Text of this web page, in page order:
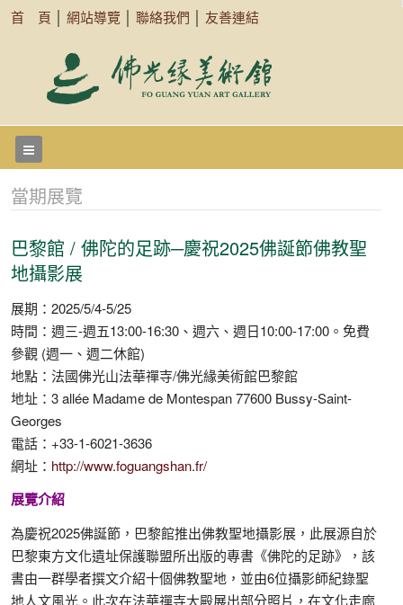
首 頁 網站導覽 聯絡我們 友善連結
當期展覽
巴黎館 / 佛陀的足跡─慶祝2025佛誕節佛教聖
地攝影展
展期：2025/5/4-5/25
時間：週三-週五13:00-16:30、週六、週日10:00-17:00。免費
參觀 (週一、週二休館)
地點：法國佛光山法華禪寺/佛光緣美術館巴黎館
地址：3 allée Madame de Montespan 77600 Bussy-Saint-
Georges
電話：+33-1-6021-3636
網址： http://www.foguangshan.fr/
展覽介紹
為慶祝2025佛誕節，巴黎館推出佛教聖地攝影展，此展源自於
巴黎東方文化遺址保護聯盟所出版的專書《佛陀的足跡》，該
書由一群學者撰文介紹十個佛教聖地，並由6位攝影師紀錄聖
地人文風光。此次在法華禪寺大殿展出部分照片，在文化走廊